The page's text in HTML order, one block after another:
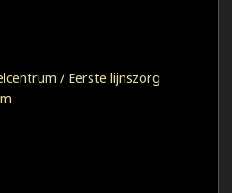
/ Eerste lijnszorg